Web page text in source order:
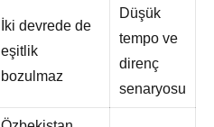
İki devrede de
eşitlik
bozulmaz
Düşük
tempo ve
direnç
senaryosu